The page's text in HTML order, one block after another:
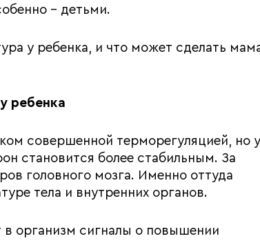
– детьми.
у ребенка, и что может сделать
ребенка
совершенной терморегуляцией, но
становится более стабильным. За
головного мозга. Именно оттуда
тела и внутренних органов.
в организм сигналы о повышении